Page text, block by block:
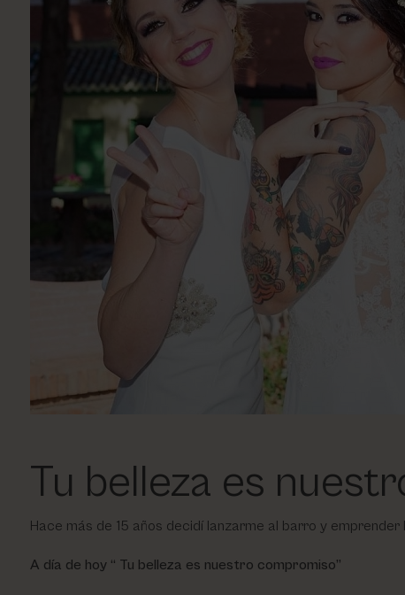
Tu belleza es
Hace más de 15 años decidí lanzarme al barro y
A día de hoy “ Tu belleza es nuestro compromiso”